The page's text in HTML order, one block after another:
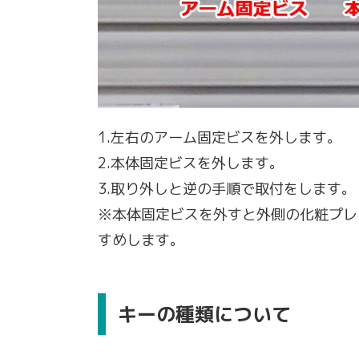
1.左右のアーム固定ビスを外します。
2.本体固定ビスを外します。
3.取り外しと逆の手順で取付をします。
※本体固定ビスを外すと外側の化粧プ
すめします。
キーの種類について